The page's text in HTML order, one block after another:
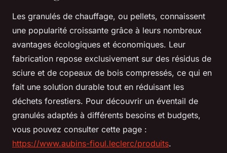
Les granulés de chauffage, ou pellets, connaissent
une popularité croissante grâce à leurs nombreux
avantages écologiques et économiques. Leur
fabrication repose exclusivement sur des résidus de
sciure et de copeaux de bois compressés, ce qui en
fait une solution durable tout en réduisant les
déchets forestiers. Pour découvrir un éventail de
granulés adaptés à différents besoins et budgets,
vous pouvez consulter cette page :
https://www.aubins-fioul.leclerc/produits.